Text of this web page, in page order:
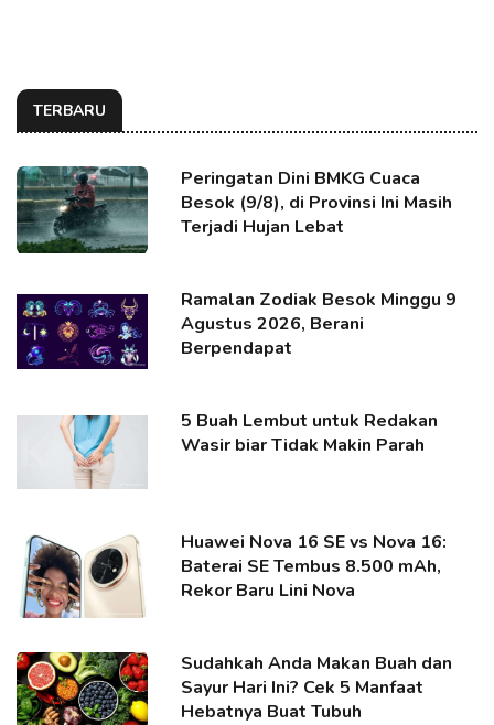
TERBARU
Peringatan Dini BMKG Cuaca
Besok (9/8), di Provinsi Ini Masih
Terjadi Hujan Lebat
Ramalan Zodiak Besok Minggu 9
Agustus 2026, Berani
Berpendapat
5 Buah Lembut untuk Redakan
Wasir biar Tidak Makin Parah
Huawei Nova 16 SE vs Nova 16:
Baterai SE Tembus 8.500 mAh,
Rekor Baru Lini Nova
Sudahkah Anda Makan Buah dan
Sayur Hari Ini? Cek 5 Manfaat
Hebatnya Buat Tubuh